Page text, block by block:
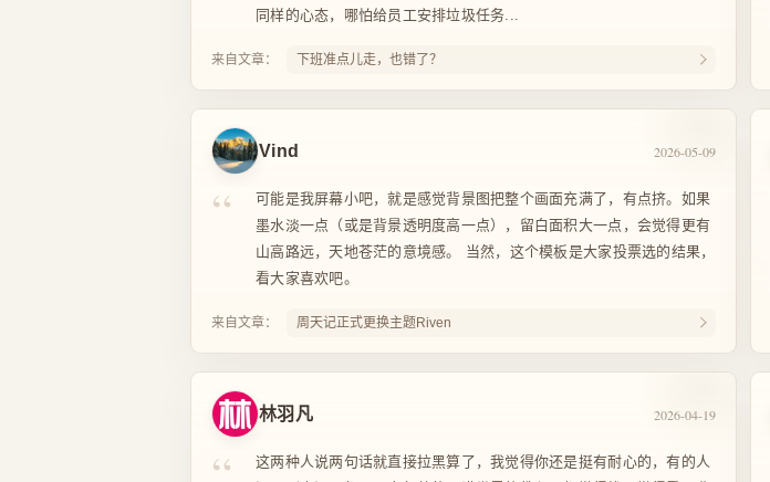
同样的心态，哪怕给员工安排垃圾任务...
来自文章： 下班准点儿走，也错了？
Vind 2026-05-09
“
可能是我屏幕小吧，就是感觉背景图把整个画面充满了，有点挤。如果
墨水淡一点（或是背景透明度高一点），留白面积大一点，会觉得更有
山高路远，天地苍茫的意境感。 当然，这个模板是大家投票选的结果，
看大家喜欢吧。
来自文章： 周天记正式更换主题Riven
林羽凡 2026-04-19
这两种人说两句话就直接拉黑算了，我觉得你还是挺有耐心的，有的人